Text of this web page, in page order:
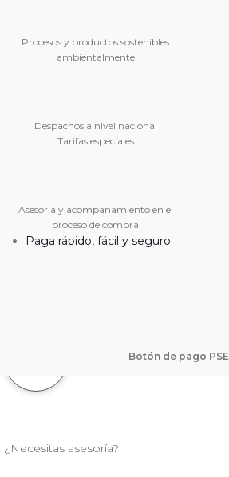
Procesos y productos sostenibles
ambientalmente
Despachos a nivel nacional
Tarifas especiales
Asesoría y acompañamiento en el
proceso de compra
Paga rápido, fácil y seguro
Botón de pago PSE
¿Necesitas asesoría?